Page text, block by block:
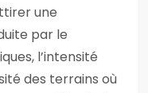
une
par le
l’intensité
des terrains où